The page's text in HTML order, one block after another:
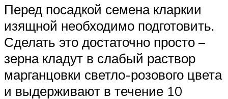
Перед посадкой семена кларкии
изящной необходимо подготовить.
Сделать это достаточно просто –
зерна кладут в слабый раствор
марганцовки светло-розового цвета
и выдерживают в течение 10